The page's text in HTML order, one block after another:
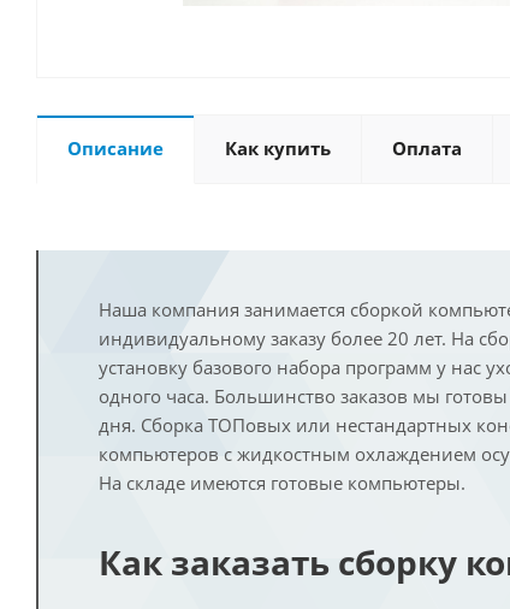
Описание Как купить Оплата
Наша компания занимается сборкой
индивидуальному заказу более 20 лет. На
установку базового набора программ у нас
одного часа. Большинство заказов мы
дня. Сборка ТОПовых или нестандартных
компьютеров с жидкостным охлаждением
На складе имеются готовые компьютеры.
Как заказать сборку